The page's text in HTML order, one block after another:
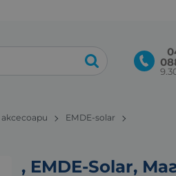
EMDE-solar
, EMDE-Solar,